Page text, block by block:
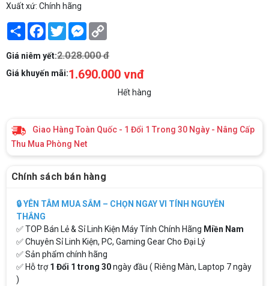
Xuất xứ: Chính hãng
Share Facebook
TwitterMessenger
Giá niêm yết:2.028.000 đ
Giá khuyến mãi:1.690.000 vnđ
Hết hàng
Giao Hàng Toàn Quốc - 1 Đổi 1 Trong 30 Ngày - Nâng Cấp
Thu Mua Phòng Net
Chính sách bán hàng
🔒 YÊN TÂM MUA SẮM – CHỌN NGAY VI TÍNH NGUYỄN
THẮNG
✅ TOP Bán Lẻ & Sỉ Linh Kiện Máy Tính Chính Hãng Miền Nam
✅ Chuyên Sỉ Linh Kiện, PC, Gaming Gear Cho Đại Lý
✅ Sản phẩm chính hãng
✅ Hỗ trợ1 Đổi 1 trong 30ngày đầu ( Riêng Màn, Laptop 7 ngày
)